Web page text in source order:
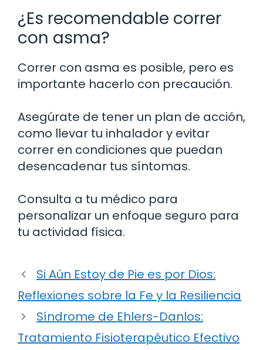
¿Es recomendable correr
con asma?
Correr con asma es posible, pero es
importante hacerlo con precaución.
Asegúrate de tener un plan de acción,
como llevar tu inhalador y evitar
correr en condiciones que puedan
desencadenar tus síntomas.
Consulta a tu médico para
personalizar un enfoque seguro para
tu actividad física.
Si Aún Estoy de Pie es por Dios:
Reflexiones sobre la Fe y la Resiliencia
Síndrome de Ehlers-Danlos:
Tratamiento Fisioterapéutico Efectivo